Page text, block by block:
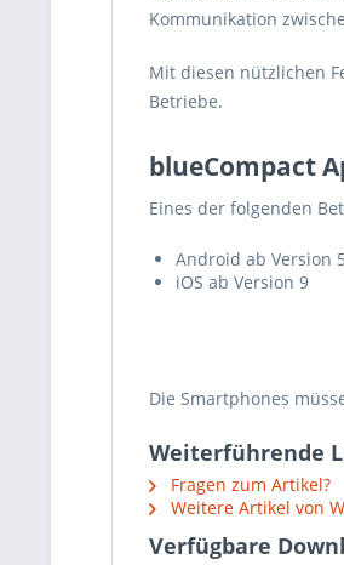
Kommunikation
Mit diesen nützlichen
Betriebe.
blueCompact
Eines der folgenden
Android ab Version 5
iOS ab Version 9
Die Smartphones
Weiterführende
Fragen zum Artikel?
Weitere Artikel von
Verfügbare